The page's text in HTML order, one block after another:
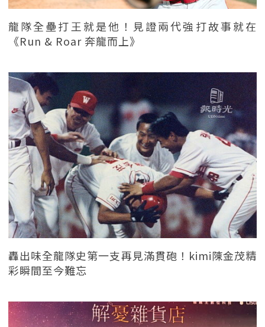
龍隊全壘打王就是他！見證兩代強打故事就在
《Run & Roar 奔龍而上》
轟出味全龍隊史第一支再見滿貫砲！kimi陳金茂精
彩瞬間至今難忘